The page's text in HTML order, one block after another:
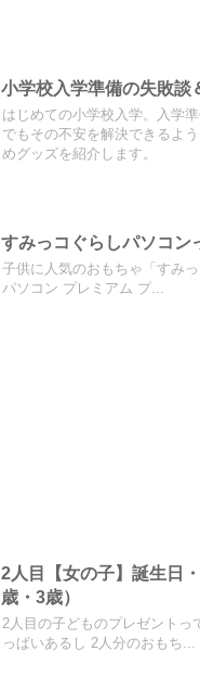
小学校入学準備の失敗談
はじめての小学校入学。入学
でもその不安を解決できるよ
めグッズを紹介します。
すみっコぐらしパソコ
子供に人気のおもちゃ「すみ
パソコン プレミアム プ...
2人目【女の子】誕生日
歳・3歳）
2人目の子どものプレゼントっ
っぱいあるし 2人分のおもち...